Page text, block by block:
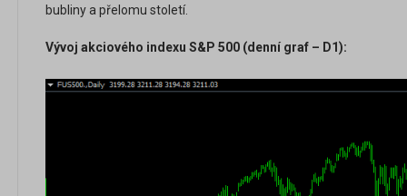
bubliny a přelomu století.
Vývoj akciového indexu S&P 500 (denní graf – D1):